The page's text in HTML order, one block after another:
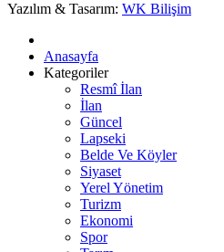
Yazılım & Tasarım: WK Bilişim
Anasayfa
Kategoriler
Resmî İlan
İlan
Güncel
Lapseki
Belde Ve Köyler
Siyaset
Yerel Yönetim
Turizm
Ekonomi
Spor